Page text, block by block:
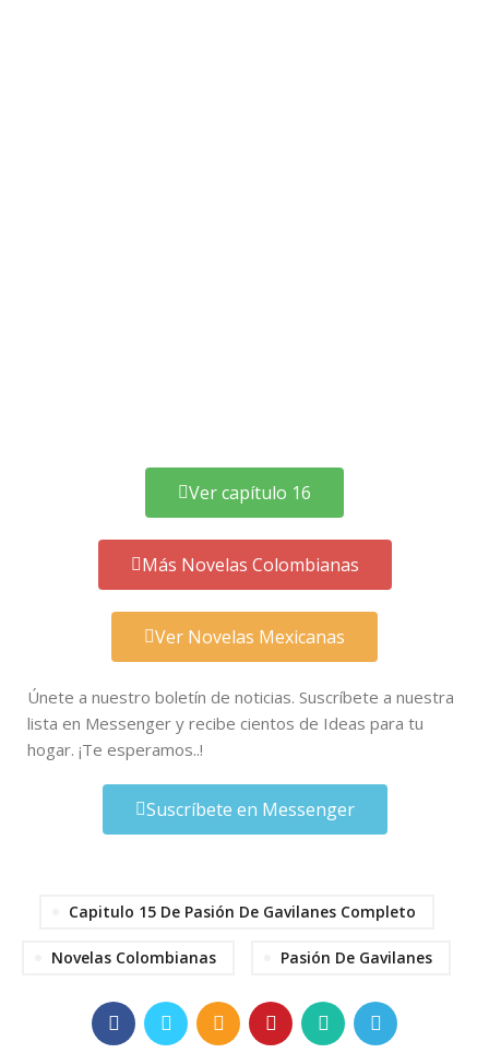
Ver capítulo 16
Más Novelas Colombianas
Ver Novelas Mexicanas
Únete a nuestro boletín de noticias. Suscríbete a nuestra
lista en Messenger y recibe cientos de Ideas para tu
hogar. ¡Te esperamos..!
Suscríbete en Messenger
Capitulo 15 De Pasión De Gavilanes Completo
Novelas Colombianas Pasión De Gavilanes